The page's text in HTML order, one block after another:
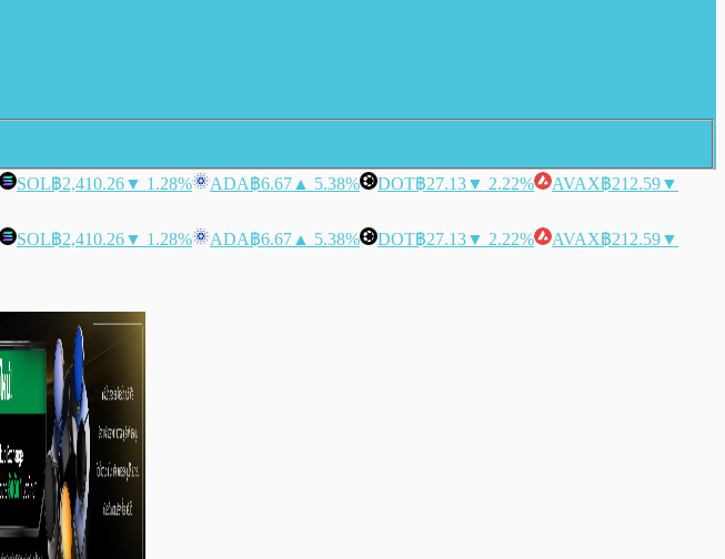
SOL฿2,410.26▼ 1.28% ADA฿6.67 ▲ 5.38% DOT฿27.13▼ 2.22% AVAX฿212.59▼
SOL฿2,410.26▼ 1.28% ADA฿6.67 ▲ 5.38% DOT฿27.13▼ 2.22% AVAX฿212.59▼